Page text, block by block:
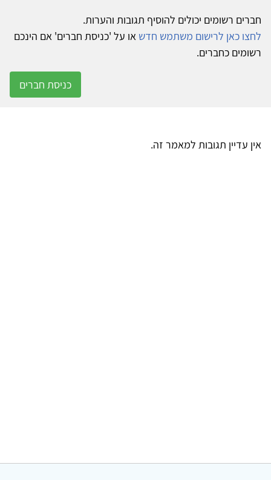
חברים רשומים יכולים להוסיף תגובות והערות.
לחצו כאן לרישום משתמש חדש או על 'כניסת חברים' אם הינכם
רשומים כחברים.
כניסת חברים
אין עדיין תגובות למאמר זה.